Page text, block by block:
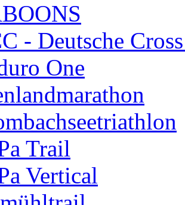
- Deutsche
One
Trail
Vertical